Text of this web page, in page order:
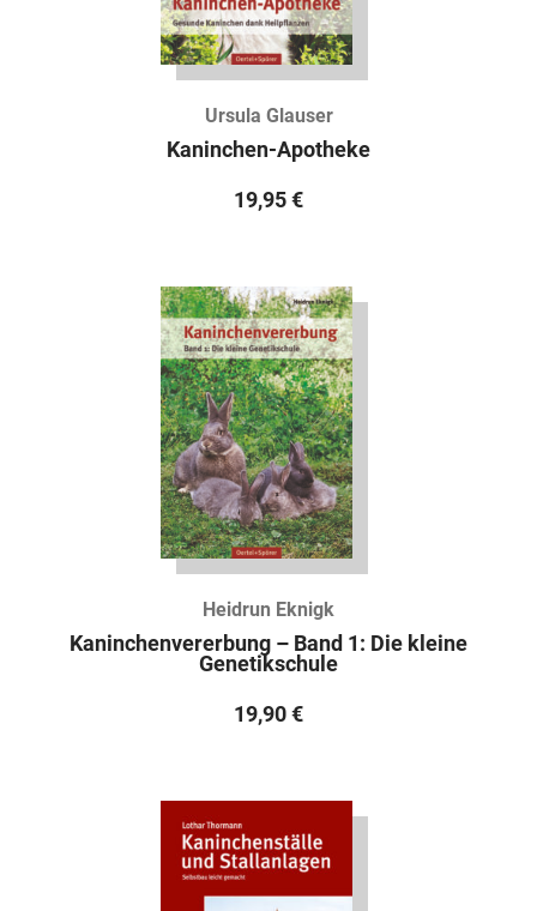
Ursula Glauser
Kaninchen-Apotheke
19,95 €
Heidrun Eknigk
Kaninchenvererbung – Band 1: Die kleine
Genetikschule
19,90 €